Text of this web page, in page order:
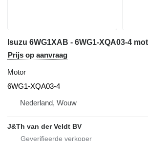
Prijs op aanvraag
Motor
6WG1-XQA03-4
Nederland, Wouw
J&Th van der Veldt BV